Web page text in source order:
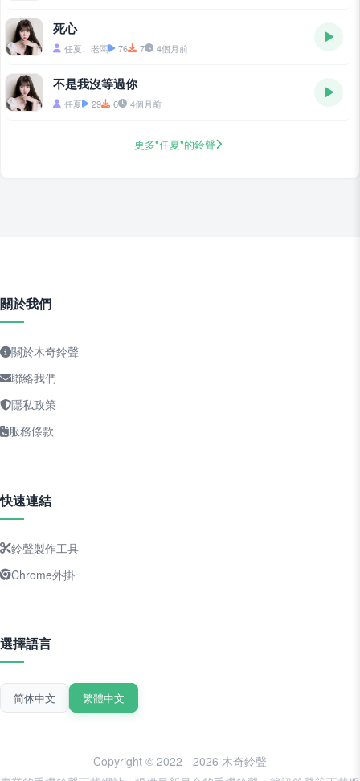
死心
任夏、老闆 76 7 4個月前
不是我沒等過你
任夏 29 6 4個月前
更多"任夏"的鈴聲
關於我們
關於木奇鈴聲
聯絡我們
隱私政策
服務條款
快速連結
鈴聲製作工具
Chrome外掛
選擇語言
简体中文 繁體中文
Copyright © 2022 - 2026 木奇鈴聲